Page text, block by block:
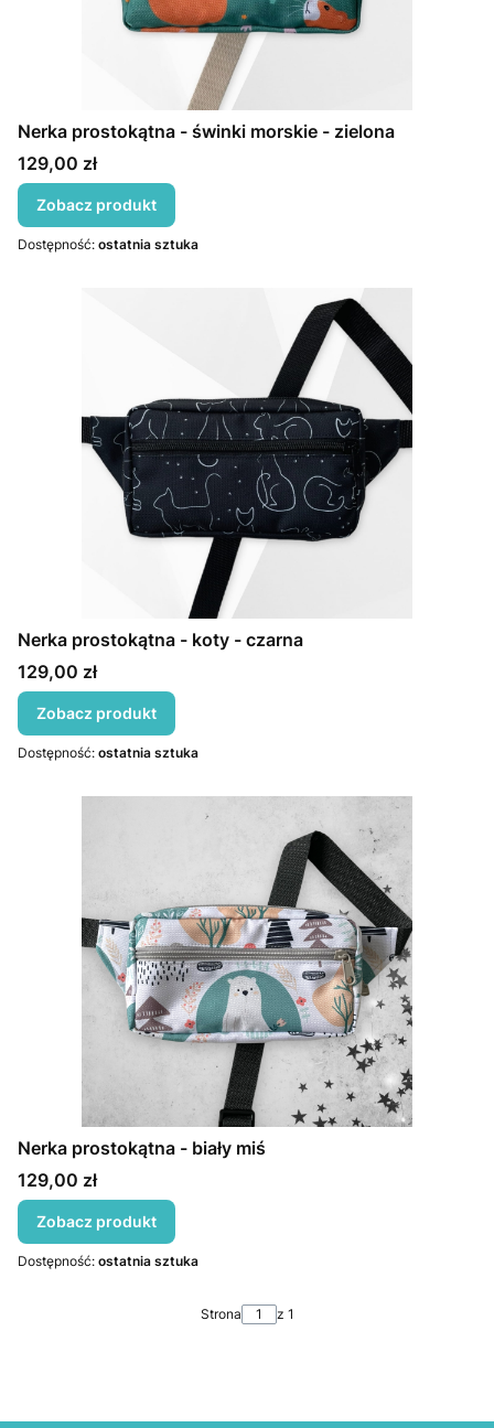
Nerka prostokątna - świnki morskie - zielona
Cena
129,00 zł
Zobacz produkt
Dostępność: ostatnia sztuka
Nerka prostokątna - koty - czarna
Cena
129,00 zł
Zobacz produkt
Dostępność: ostatnia sztuka
Nerka prostokątna - biały miś
Cena
129,00 zł
Zobacz produkt
Dostępność: ostatnia sztuka
Strona z 1